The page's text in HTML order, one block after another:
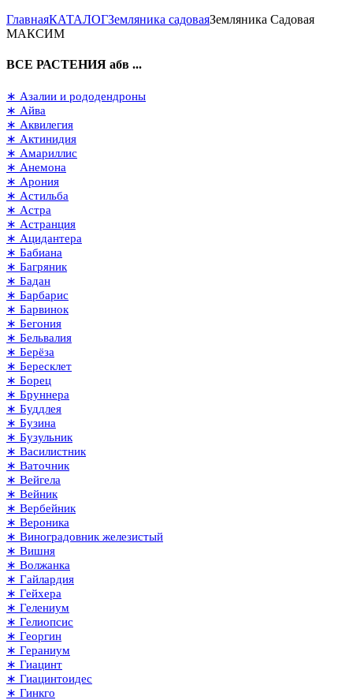
ГлавнаяКАТАЛОГЗемляника садоваяЗемляника Садовая
МАКСИМ
ВСЕ РАСТЕНИЯ абв ...
∗ Азалии и рододендроны
∗ Айва
∗ Аквилегия
∗ Актинидия
∗ Амариллис
∗ Анемона
∗ Арония
∗ Астильба
∗ Астра
∗ Астранция
∗ Ацидантера
∗ Бабиана
∗ Багряник
∗ Бадан
∗ Барбарис
∗ Барвинок
∗ Бегония
∗ Бельвалия
∗ Берёза
∗ Бересклет
∗ Борец
∗ Бруннера
∗ Буддлея
∗ Бузина
∗ Бузульник
∗ Василистник
∗ Ваточник
∗ Вейгела
∗ Вейник
∗ Вербейник
∗ Вероника
∗ Виноградовник железистый
∗ Вишня
∗ Волжанка
∗ Гайлардия
∗ Гейхера
∗ Гелениум
∗ Гелиопсис
∗ Георгин
∗ Гераниум
∗ Гиацинт
∗ Гиацинтоидес
∗ Гинкго